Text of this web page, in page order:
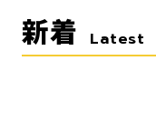
新着 Latest